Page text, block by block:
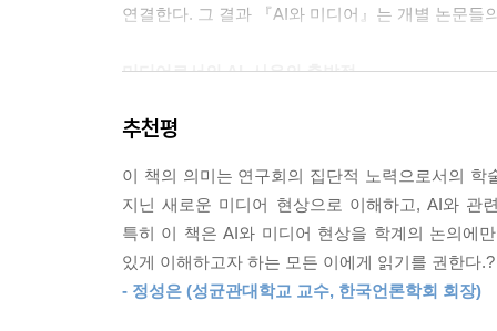
--- p.266
계에서의 개인정보보호 중심설계(Privacy by
결정에 대한 법·정책적 규율의 정교화, 그리고 국
정보자기결정권이 실질적으로 보장되고 AI 기반
--- p.337
인류는 향후 10년 안에 초지능
연결한다. 그 결과 『AI와 미디어』는 개별 논문
미디어로서의 AI, 사유의 출발점
책의 출발점인 1장 「미디어로서의 AI」는 이 책
적용함으로써, 이 장은 AI가 단순히 콘텐츠를 생
AI와의 상호작용이 지닌 구어적 특성을 ‘제4의
있는지를 통찰하게 한다. 이 장은 이후 산업·저널
산업과 창작의 현장에서 드러나는 변화의 실체
추천평
이 책의 의미는 연구회의 집단적 노력으로서의
지닌 새로운 미디어 현상으로 이해하고, AI와 관
특히 이 책은 AI와 미디어 현상을 학계의 논의에
있게 이해하고자 하는 모든 이에게 읽기를 권한다.?
- 정성은 (성균관대학교 교수, 한국언론학회 회장)